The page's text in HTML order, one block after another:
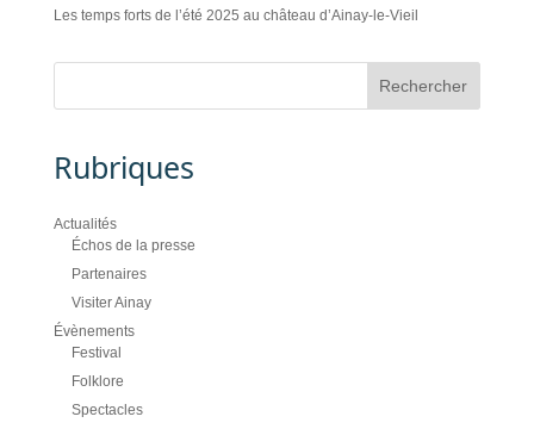
Les temps forts de l’été 2025 au château d’Ainay-le-Vieil
Rubriques
Actualités
Échos de la presse
Partenaires
Visiter Ainay
Évènements
Festival
Folklore
Spectacles